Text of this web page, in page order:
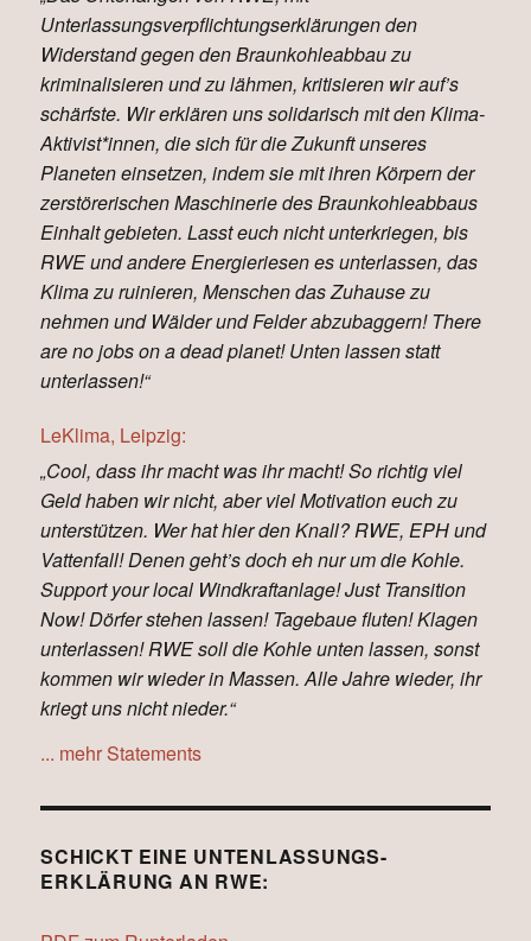
Unterlassungsverpflichtungserklärungen den
Widerstand gegen den Braunkohleabbau zu
kriminalisieren und zu lähmen, kritisieren wir auf’s
schärfste. Wir erklären uns solidarisch mit den Klima-
Aktivist*innen, die sich für die Zukunft unseres
Planeten einsetzen, indem sie mit ihren Körpern der
zerstörerischen Maschinerie des Braunkohleabbaus
Einhalt gebieten. Lasst euch nicht unterkriegen, bis
RWE und andere Energieriesen es unterlassen, das
Klima zu ruinieren, Menschen das Zuhause zu
nehmen und Wälder und Felder abzubaggern! There
are no jobs on a dead planet! Unten lassen statt
unterlassen!“
LeKlima, Leipzig:
„Cool, dass ihr macht was ihr macht! So richtig viel
Geld haben wir nicht, aber viel Motivation euch zu
unterstützen. Wer hat hier den Knall? RWE, EPH und
Vattenfall! Denen geht’s doch eh nur um die Kohle.
Support your local Windkraftanlage! Just Transition
Now! Dörfer stehen lassen! Tagebaue fluten! Klagen
unterlassen! RWE soll die Kohle unten lassen, sonst
kommen wir wieder in Massen. Alle Jahre wieder, ihr
kriegt uns nicht nieder.“
... mehr Statements
SCHICKT EINE UNTENLASSUNGS-
ERKLÄRUNG AN RWE: